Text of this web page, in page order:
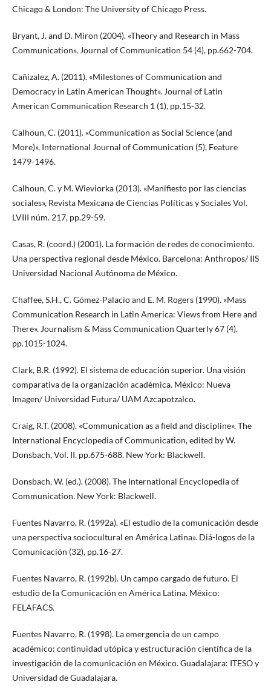
Chicago & London: The University of Chicago Press.
Bryant, J. and D. Miron (2004). «Theory and Research in Mass
Communication», Journal of Communication 54 (4), pp.662-704.
Cañizalez, A. (2011). «Milestones of Communication and
Democracy in Latin American Thought». Journal of Latin
American Communication Research 1 (1), pp.15-32.
Calhoun, C. (2011). «Communication as Social Science (and
More)», International Journal of Communication (5), Feature
1479-1496.
Calhoun, C. y M. Wieviorka (2013). «Manifiesto por las ciencias
sociales», Revista Mexicana de Ciencias Políticas y Sociales Vol.
LVIII núm. 217, pp.29-59.
Casas, R. (coord.) (2001). La formación de redes de conocimiento.
Una perspectiva regional desde México. Barcelona: Anthropos/ IIS
Universidad Nacional Autónoma de México.
Chaffee, S.H., C. Gómez-Palacio and E. M. Rogers (1990). «Mass
Communication Research in Latin America: Views from Here and
There». Journalism & Mass Communication Quarterly 67 (4),
pp.1015-1024.
Clark, B.R. (1992). El sistema de educación superior. Una visión
comparativa de la organización académica. México: Nueva
Imagen/ Universidad Futura/ UAM Azcapotzalco.
Craig, R.T. (2008). «Communication as a field and discipline». The
International Encyclopedia of Communication, edited by W.
Donsbach, Vol. II. pp.675-688. New York: Blackwell.
Donsbach, W. (ed.). (2008). The International Encyclopedia of
Communication. New York: Blackwell.
Fuentes Navarro, R. (1992a). «El estudio de la comunicación desde
una perspectiva sociocultural en América Latina». Diá-logos de la
Comunicación (32), pp.16-27.
Fuentes Navarro, R. (1992b). Un campo cargado de futuro. El
estudio de la Comunicación en América Latina. México:
FELAFACS.
Fuentes Navarro, R. (1998). La emergencia de un campo
académico: continuidad utópica y estructuración científica de la
investigación de la comunicación en México. Guadalajara: ITESO y
Universidad de Guadalajara.